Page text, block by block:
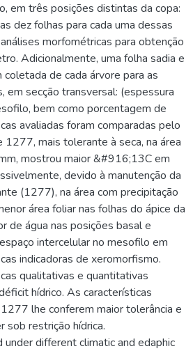
em três posições distintas da copa:
dez folhas para cada uma dessas
morfométricas para obtenção
Adicionalmente, uma folha sadia e
de cada árvore para as
em secção transversal: (espessura
bem como porcentagem de
avaliadas foram comparadas pelo
mais tolerante à seca, na área
mostrou maior &#916;13C em
devido à manutenção da
(1277), na área com precipitação
área foliar nas folhas do ápice da
de água nas posições basal e
intercelular no mesofilo em
indicadoras de xeromorfismo.
qualitativas e quantitativas
hídrico. As características
lhe conferem maior tolerância e
sob restrição hídrica.
different climatic and edaphic